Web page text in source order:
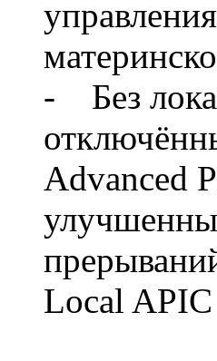
- Без
Advanced
Local